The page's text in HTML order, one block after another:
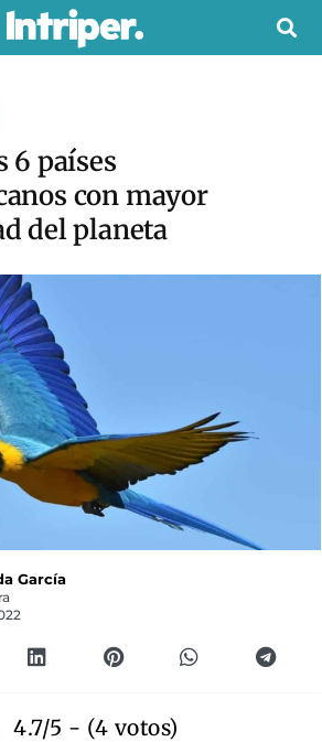
6 países
con mayor
del planeta
García
4.7/5 - (4 votos)